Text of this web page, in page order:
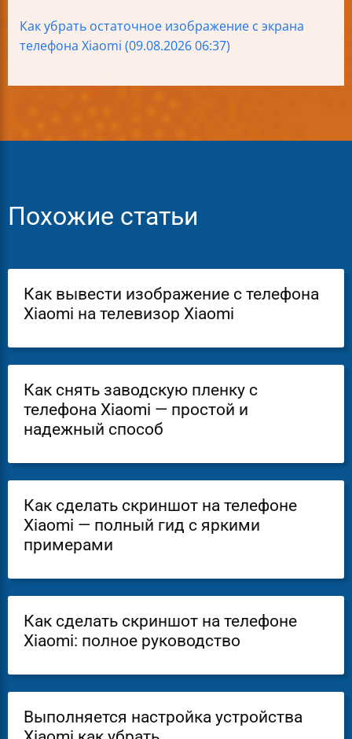
Как убрать остаточное изображение с экрана
телефона Xiaomi (09.08.2026 06:37)
Похожие статьи
Как вывести изображение с телефона
Xiaomi на телевизор Xiaomi
Как снять заводскую пленку с
телефона Xiaomi — простой и
надежный способ
Как сделать скриншот на телефоне
Xiaomi — полный гид с яркими
примерами
Как сделать скриншот на телефоне
Xiaomi: полное руководство
Выполняется настройка устройства